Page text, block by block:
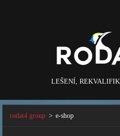
LEŠENÍ,
rodat4 group > e-shop